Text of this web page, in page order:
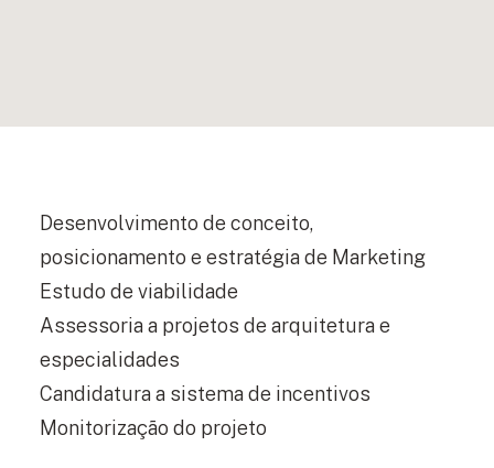
Desenvolvimento de conceito,
posicionamento e estratégia de Marketing
Estudo de viabilidade
Assessoria a projetos de arquitetura e
especialidades
Candidatura a sistema de incentivos
Monitorização do projeto